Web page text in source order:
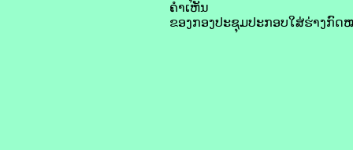
ຄຳເຫັນ
ຂອງກອງປະຊຸມປະກອບໃສ່ຮ່າງກົດ